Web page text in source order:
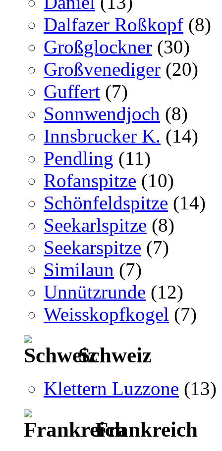
Dalfazer Roßkopf (8)
Großglockner (30)
Großvenediger (20)
Guffert (7)
Sonnwendjoch (8)
Innsbrucker K. (14)
Pendling (11)
Rofanspitze (10)
Schönfeldspitze (14)
Seekarlspitze (8)
Seekarspitze (7)
Similaun (7)
Unnützrunde (12)
Weisskopfkogel (7)
Schweiz
Klettern Luzzone (13)
Frankreich